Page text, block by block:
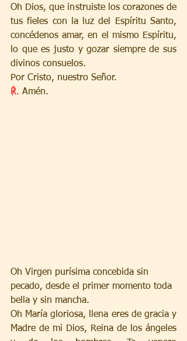
Oh Dios, que instruiste los corazones de
tus fieles con la luz del Espíritu Santo,
concédenos amar, en el mismo Espíritu,
lo que es justo y gozar siempre de sus
divinos consuelos.
Por Cristo, nuestro Señor.
℟. Amén.
Oh Virgen purísima concebida sin
pecado, desde el primer momento toda
bella y sin mancha.
Oh María gloriosa, llena eres de gracia y
Madre de mi Dios, Reina de los ángeles